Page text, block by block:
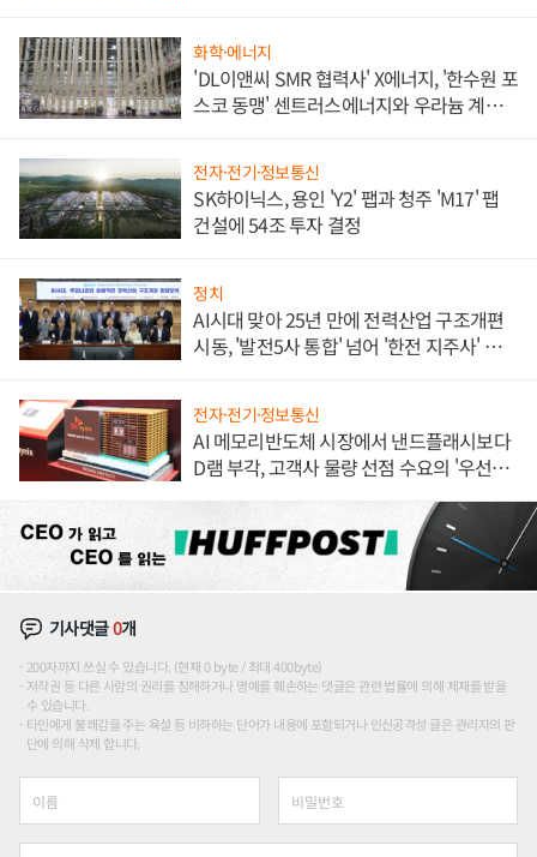
화학·에너지
'DL이앤씨 SMR 협력사' X에너지, '한수원 포
스코 동맹' 센트러스에너지와 우라늄 계약
전자·전기·정보통신
SK하이닉스, 용인 'Y2' 팹과 청주 'M17' 팹
건설에 54조 투자 결정
정치
AI시대 맞아 25년 만에 전력산업 구조개편
시동, '발전5사 통합' 넘어 '한전 지주사' 재편
전자·전기·정보통신
AI 메모리반도체 시장에서 낸드플래시보다
D램 부각, 고객사 물량 선점 수요의 '우선순
기사댓글0개
200자까지 쓰실 수 있습니다. (현재 0 byte / 최대 400byte)
저작권 등 다른 사람의 권리를 침해하거나 명예를 훼손하는 댓글은 관련 법률에 의해 제재를 받을
수 있습니다.
타인에게 불쾌감을 주는 욕설 등 비하하는 단어가 내용에 포함되거나 인신공격성 글은 관리자의 판
단에 의해 삭제 합니다.